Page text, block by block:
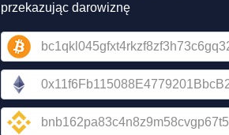
przekazując darowiznę